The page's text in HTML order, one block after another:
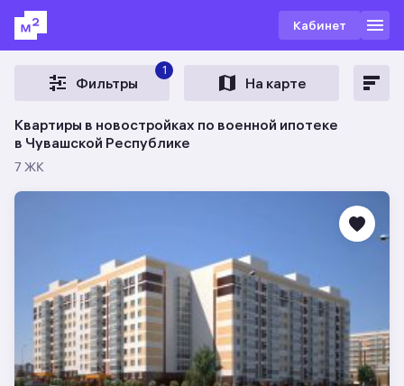
Кабинет
Фильтры
1
На карте
Квартиры в новостройках по военной ипотеке
в Чувашской Республике
7 ЖК